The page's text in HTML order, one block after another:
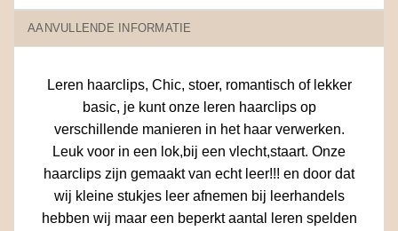
AANVULLENDE INFORMATIE
Leren haarclips, Chic, stoer, romantisch of lekker
basic, je kunt onze leren haarclips op
verschillende manieren in het haar verwerken.
Leuk voor in een lok,bij een vlecht,staart. Onze
haarclips zijn gemaakt van echt leer!!! en door dat
wij kleine stukjes leer afnemen bij leerhandels
hebben wij maar een beperkt aantal leren spelden